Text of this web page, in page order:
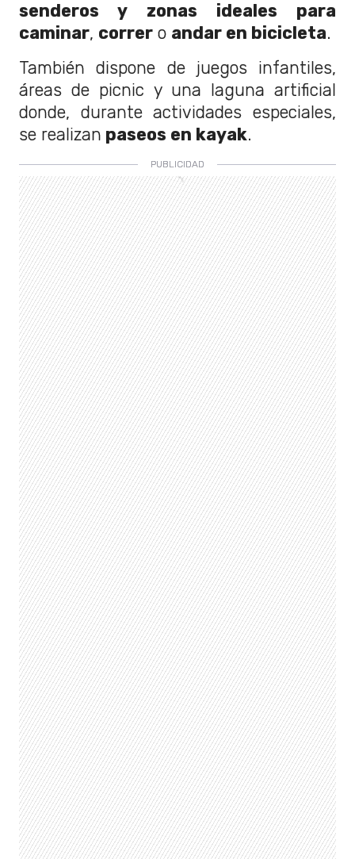
senderos y zonas ideales para
caminar, correr o andar en bicicleta.
También dispone de juegos infantiles,
áreas de picnic y una laguna artificial
donde, durante actividades especiales,
se realizan paseos en kayak.